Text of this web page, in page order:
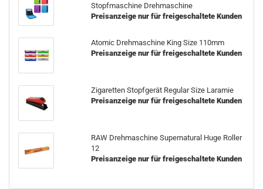
Stopfmaschine Drehmaschine
Preisanzeige nur für freigeschaltete Kunden
Atomic Drehmaschine King Size 110mm
Preisanzeige nur für freigeschaltete Kunden
Zigaretten Stopfgerät Regular Size Laramie
Preisanzeige nur für freigeschaltete Kunden
RAW Drehmaschine Supernatural Huge Roller
12
Preisanzeige nur für freigeschaltete Kunden